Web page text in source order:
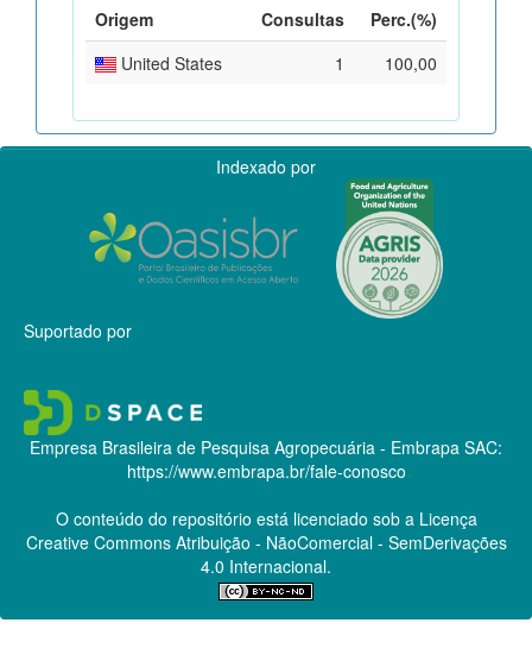
Origem Consultas
Perc.(%)
United States
1 100,00
Indexado por
Suportado por
Empresa Brasileira de Pesquisa Agropecuária - Embrapa SAC:
https://www.embrapa.br/fale-conosco
O conteúdo do repositório está licenciado sob a Licença
Creative CommonsAtribuição - NãoComercial - SemDerivações
4.0 Internacional.